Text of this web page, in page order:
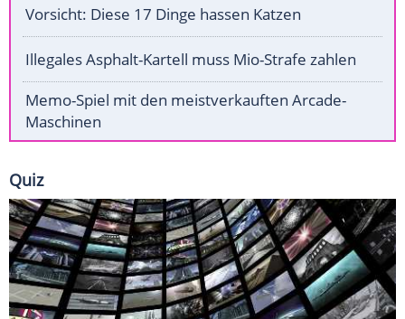
Vorsicht: Diese 17 Dinge hassen Katzen
Illegales Asphalt-Kartell muss Mio-Strafe zahlen
Memo-Spiel mit den meistverkauften Arcade-
Maschinen
Quiz